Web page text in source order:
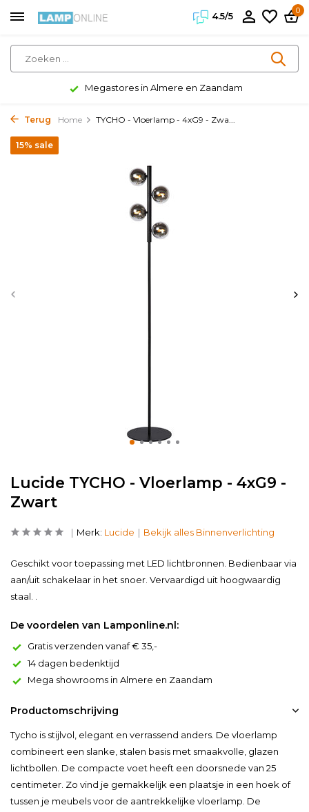
4.5/5
0
Megastores in Almere en Zaandam
Terug Home TYCHO - Vloerlamp - 4xG9 - Zwa...
Lucide TYCHO - Vloerlamp - 4xG9 -
Zwart
15% sale
Merk: Lucide Bekijk alles Binnenverlichting
Geschikt voor toepassing met LED lichtbronnen. Bedienbaar via
aan/uit schakelaar in het snoer. Vervaardigd uit hoogwaardig
staal. .
De voordelen van Lamponline.nl:
Gratis verzenden vanaf € 35,-
14 dagen bedenktijd
Mega showrooms in Almere en Zaandam
Productomschrijving
Tycho is stijlvol, elegant en verrassend anders. De vloerlamp
combineert een slanke, stalen basis met smaakvolle, glazen
lichtbollen. De compacte voet heeft een doorsnede van 25
centimeter. Zo vind je gemakkelijk een plaatsje in een hoek of
tussen je meubels voor de aantrekkelijke vloerlamp. De